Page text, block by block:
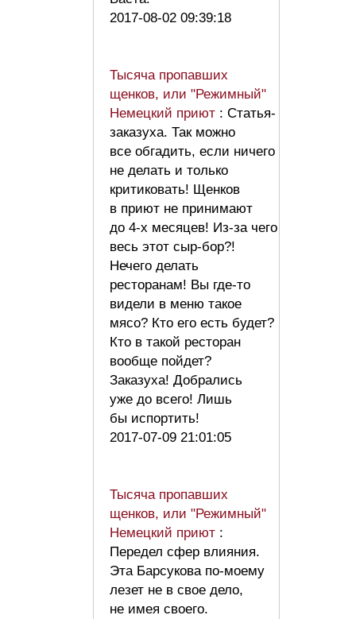
2017-08-02 09:39:18
Тысяча пропавших
щенков, или "Режимный"
Немецкий приют : Статья-
заказуха. Так можно
все обгадить, если ничего
не делать и только
критиковать! Щенков
в приют не принимают
до 4-х месяцев! Из-за чего
весь этот сыр-бор?!
Нечего делать
ресторанам! Вы где-то
видели в меню такое
мясо? Кто его есть будет?
Кто в такой ресторан
вообще пойдет?
Заказуха! Добрались
уже до всего! Лишь
бы испортить!
2017-07-09 21:01:05
Тысяча пропавших
щенков, или "Режимный"
Немецкий приют :
Передел сфер влияния.
Эта Барсукова по-моему
лезет не в свое дело,
не имея своего.